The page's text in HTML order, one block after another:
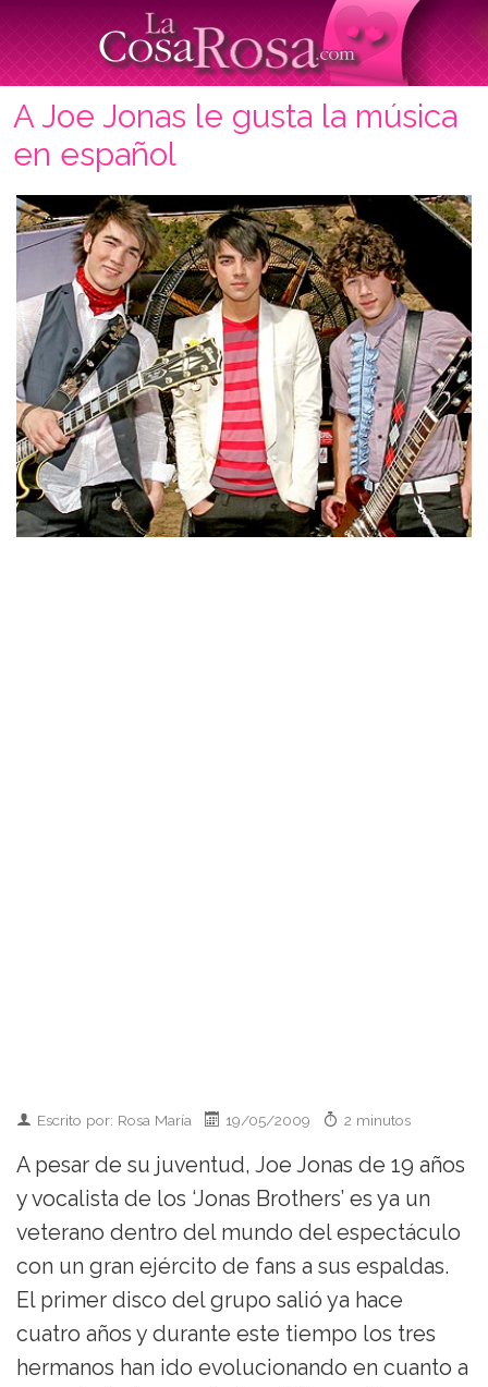
A Joe Jonas le gusta la música
en español
Escrito por: Rosa María 19/05/2009 2 minutos
A pesar de su juventud, Joe Jonas de 19 años
y vocalista de los ‘Jonas Brothers’ es ya un
veterano dentro del mundo del espectáculo
con un gran ejército de fans a sus espaldas.
El primer disco del grupo salió ya hace
cuatro años y durante este tiempo los tres
hermanos han ido evolucionando en cuanto a